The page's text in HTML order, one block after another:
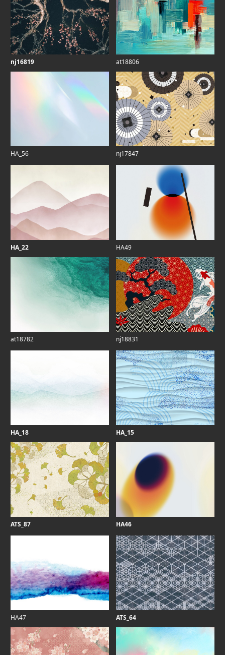
nj16819 at18806
HA_56 nj17847
HA_22 HA49
at18782 nj18831
HA_18 HA_15
ATS_87 HA46
HA47 ATS_64